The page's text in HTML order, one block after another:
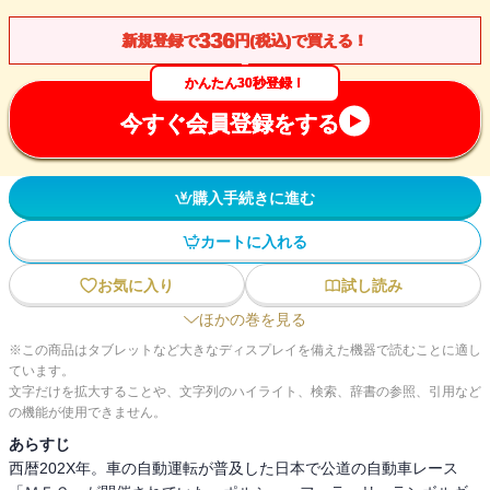
新規登録で336円(税込)で買える！
かんたん30秒登録！
今すぐ会員登録をする
購入手続きに進む
カートに入れる
お気に入り
試し読み
ほかの巻を見る
※この商品はタブレットなど大きなディスプレイを備えた機器で読むことに適し
ています。
文字だけを拡大することや、文字列のハイライト、検索、辞書の参照、引用など
の機能が使用できません。
あらすじ
西暦202X年。車の自動運転が普及した日本で公道の自動車レース